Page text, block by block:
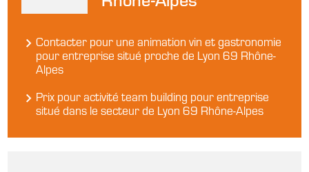
Contacter pour une animation vin et gastronomie
pour entreprise situé proche de Lyon 69 Rhône-
Alpes
Prix pour activité team building pour entreprise
situé dans le secteur de Lyon 69 Rhône-Alpes